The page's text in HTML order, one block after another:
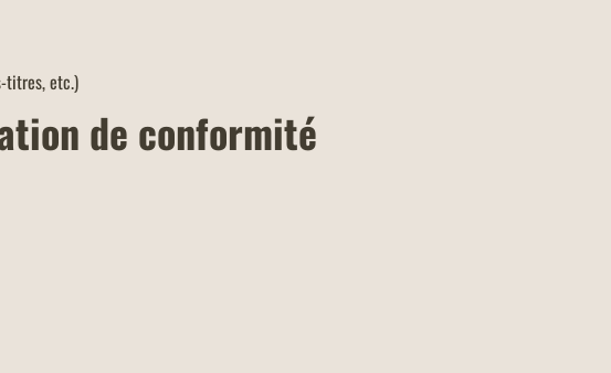
titres, etc.)
de conformité